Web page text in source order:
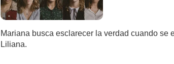
Mariana busca esclarecer la verdad cuando se
Liliana.